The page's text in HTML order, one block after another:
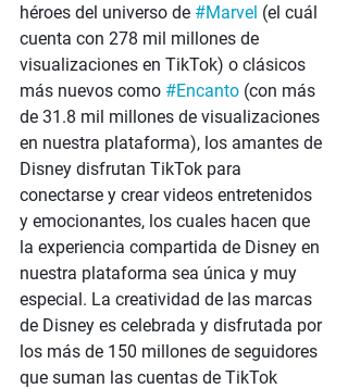
héroes del universo de #Marvel (el cuál
cuenta con 278 mil millones de
visualizaciones en TikTok) o clásicos
más nuevos como #Encanto (con más
de 31.8 mil millones de visualizaciones
en nuestra plataforma), los amantes de
Disney disfrutan TikTok para
conectarse y crear videos entretenidos
y emocionantes, los cuales hacen que
la experiencia compartida de Disney en
nuestra plataforma sea única y muy
especial. La creatividad de las marcas
de Disney es celebrada y disfrutada por
los más de 150 millones de seguidores
que suman las cuentas de TikTok